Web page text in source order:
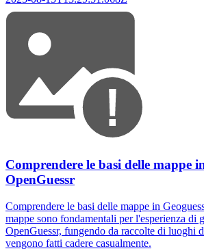
Comprendere le basi delle mappe
OpenGuessr
Comprendere le basi delle mappe in
mappe sono fondamentali per l'esperienza di
OpenGuessr, fungendo da raccolte di luoghi
vengono fatti cadere casualmente.